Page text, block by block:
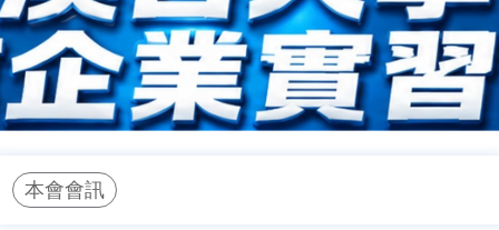
本會會訊